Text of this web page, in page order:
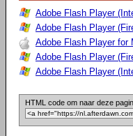
Adobe Flash Player
Adobe Flash Player
Adobe Flash Player for
Adobe Flash Player
Adobe Flash Player
HTML code om naar deze